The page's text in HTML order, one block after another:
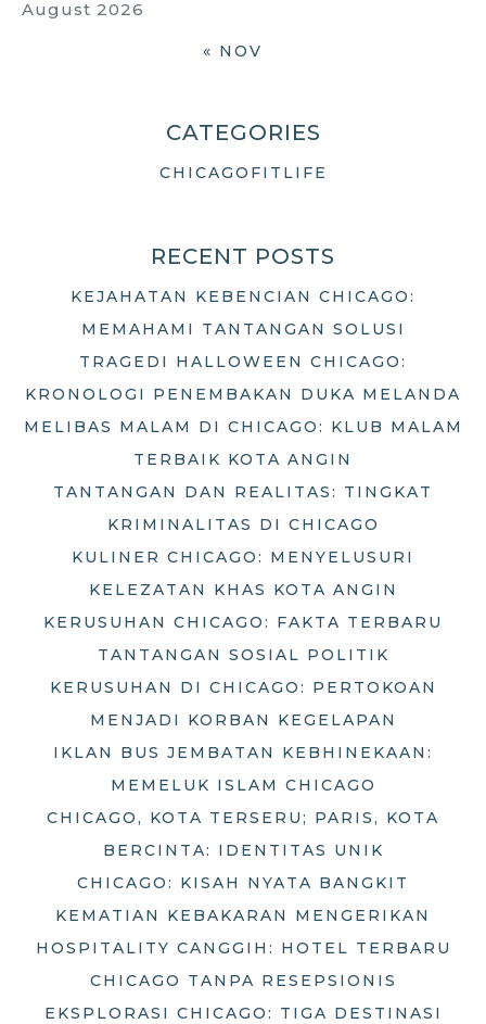
August 2026
« NOV
CATEGORIES
CHICAGOFITLIFE
RECENT POSTS
KEJAHATAN KEBENCIAN CHICAGO:
MEMAHAMI TANTANGAN SOLUSI
TRAGEDI HALLOWEEN CHICAGO:
KRONOLOGI PENEMBAKAN DUKA MELANDA
MELIBAS MALAM DI CHICAGO: KLUB MALAM
TERBAIK KOTA ANGIN
TANTANGAN DAN REALITAS: TINGKAT
KRIMINALITAS DI CHICAGO
KULINER CHICAGO: MENYELUSURI
KELEZATAN KHAS KOTA ANGIN
KERUSUHAN CHICAGO: FAKTA TERBARU
TANTANGAN SOSIAL POLITIK
KERUSUHAN DI CHICAGO: PERTOKOAN
MENJADI KORBAN KEGELAPAN
IKLAN BUS JEMBATAN KEBHINEKAAN:
MEMELUK ISLAM CHICAGO
CHICAGO, KOTA TERSERU; PARIS, KOTA
BERCINTA: IDENTITAS UNIK
CHICAGO: KISAH NYATA BANGKIT
KEMATIAN KEBAKARAN MENGERIKAN
HOSPITALITY CANGGIH: HOTEL TERBARU
CHICAGO TANPA RESEPSIONIS
EKSPLORASI CHICAGO: TIGA DESTINASI